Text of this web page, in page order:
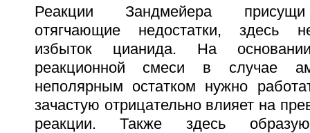
Реакции Зандмейера присущи
отягчающие недостатки, здесь
избыток цианида. На
реакционной смеси в случае
неполярным остатком нужно
зачастую отрицательно влияет на
реакции. Также здесь